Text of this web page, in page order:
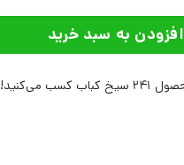
افزودن به سبد خرید
241 سیخ کباب کسب می‌کنید!